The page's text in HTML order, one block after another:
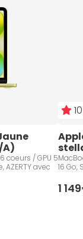
A)
coeurs / GPU 5
AZERTY avec
16 Go,
1